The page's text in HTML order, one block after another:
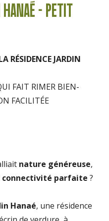
- PETIT
RÉSIDENCE JARDIN
FAIT RIMER BIEN-
FACILITÉE
nature généreuse,
connectivité parfaite ?
Hanaé, une résidence